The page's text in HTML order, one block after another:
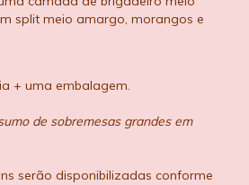
split meio amargo, morangos e
+ uma embalagem.
de sobremesas grandes em
serão disponibilizadas conforme